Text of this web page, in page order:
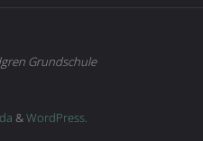
Grundschule
&WordPress.